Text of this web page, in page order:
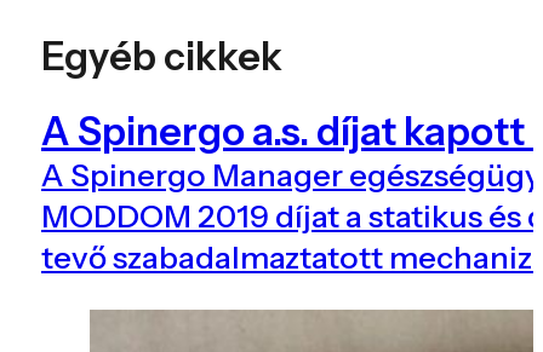
Egyéb cikkek
A Spinergo a.s. díjat kapott
A Spinergo Manager
MODDOM 2019 díjat a statikus
tevő szabadalmaztatott